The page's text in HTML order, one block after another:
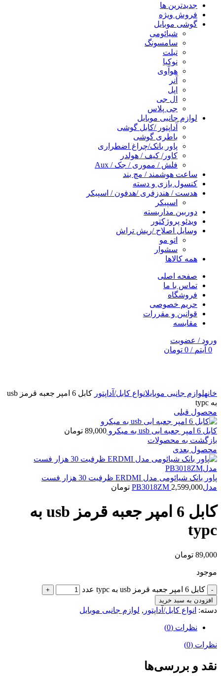
جدیدترین ها
فروش ویژه
گوشی موبایل
شیائومی
سامسونگ
تبلت
نوکیا
هوآوی
آنر
اپل
ال جی
جی پلاس
لوازم جانبی موبایل
آداپتور /کابل گوشی
باطری گوشی
پاور بانک/چراغ اضطراری
کاور/ کیف / هولدر
فلش / مموری / جک / Aux
ساعت هوشمند / مچ بند
کنسول بازی و دسته
هدست / هندزفری /هدفون / اسپیکر
اسپیکر
دوربین مداربسته
ویدئو پروژکتور
وسایل اصلاح /ریش تراش
اتو مو
سشوار
همه کالاها
صفحه اصلی
تماس با ما
فروشگاه
حریم خصوصی
قوانین و مقررات
مقایسه
ورود / عضویت
0 آیتم /
0 تومان
خانهلوازم جانبی موبایلانواع کابل/آداپتور
کابل 6 امپر جعبه قرمز usb
به typc
محصول قبلی
کابل 6 امپر جعبه ابی usb به میکرو 89,000 تومان
بازگشت به محصولات
محصول بعدی
پاور بانک شیائومی مدل ERDMI ظرفیت 30 هزار فست
مدلPB3018ZM2,599,000 تومان
کابل 6 امپر جعبه قرمز usb به
typc
89,000 تومان
موجود
کابل 6 امپر جعبه قرمز usb به typc عدد
افزودن به سبد خرید
دسته: انواع کابل/آداپتور , لوازم جانبی موبایل
نظرات (0)
نظرات (0)
نقد و بررسی‌ها